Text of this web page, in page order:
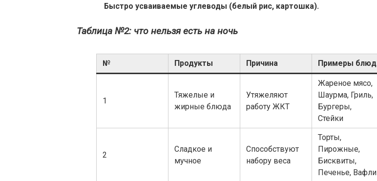
Быстро усваиваемые углеводы (белый рис, картошка).
Таблица №2: что нельзя есть на ночь
№ Продукты Причина Примеры блюд
1
Тяжелые и
жирные блюда
Утяжеляют
работу ЖКТ
Жареное мясо,
Шаурма, Гриль,
Бургеры,
Стейки
2
Сладкое и
мучное
Способствуют
набору веса
Торты,
Пирожные,
Бисквиты,
Печенье, Вафли